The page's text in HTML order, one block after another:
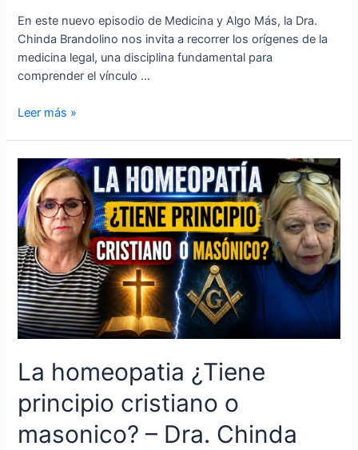
En este nuevo episodio de Medicina y Algo Más, la Dra.
Chinda Brandolino nos invita a recorrer los orígenes de la
medicina legal, una disciplina fundamental para
comprender el vínculo …
Leer más »
La homeopatia ¿Tiene
principio cristiano o
masonico? – Dra. Chinda